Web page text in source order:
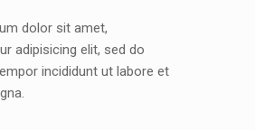
dolor sit amet,
adipisicing elit, sed do
incididunt ut labore et